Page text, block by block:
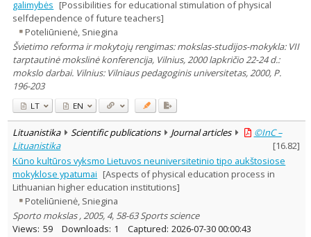
Historical periods
Lithuanian place names
Subject
Journal
galimybės [Possibilities for educational stimulation of physical
selfdependence of future teachers]
Poteliūnienė, Sniegina
Švietimo reforma ir mokytojų rengimas: mokslas-studijos-mokykla: VII
tarptautinė mokslinė konferencija, Vilnius, 2000 lapkričio 22-24 d.:
mokslo darbai. Vilnius: Vilniaus pedagoginis universitetas, 2000, P.
196-203
LT EN
Lituanistika Scientific publications Journal articles
©InC –
Lituanistika
[16.82]
Kūno kultūros vyksmo Lietuvos neuniversitetinio tipo aukštosiose
mokyklose ypatumai [Aspects of physical education process in
Lithuanian higher education institutions]
Poteliūnienė, Sniegina
Sporto mokslas , 2005, 4, 58-63 Sports science
Views: 59 Downloads: 1 Captured: 2026-07-30 00:00:43